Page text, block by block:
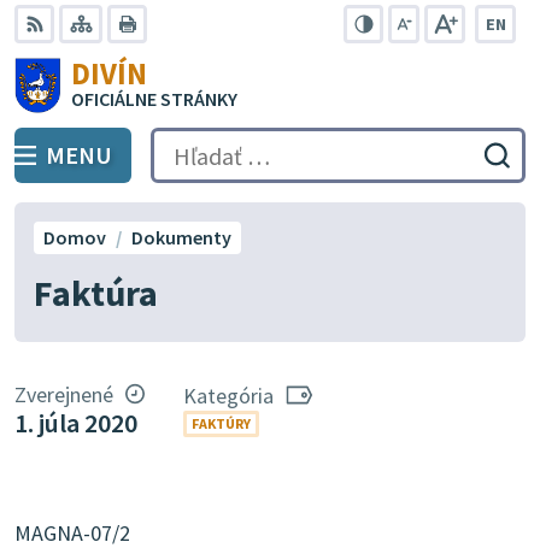
Preskočiť
na
obsah
RSS Mapa
EN
DIVÍN
OFICIÁLNE STRÁNKY
PREPNÚŤ
MENU Hľadať:
Faktúra
Domov Dokumenty
Zverejnené
1. júla 2020
Kategória
FAKTÚRY
MAGNA-07/2